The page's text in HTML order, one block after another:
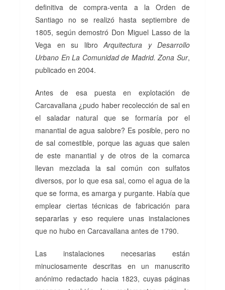
definitiva de compra-venta a la Orden de
Santiago no se realizó hasta septiembre de
1805, según demostró Don Miguel Lasso de la
Vega en su libroArquitectura y Desarrollo
Urbano En La Comunidad de Madrid. Zona Sur,
publicado en 2004.
Antes de esa puesta en explotación de
Carcavallana ¿pudo haber recolección de sal en
el saladar natural que se formaría por el
manantial de agua salobre? Es posible, pero no
de sal comestible, porque las aguas que salen
de este manantial y de otros de la comarca
llevan mezclada la sal común con sulfatos
diversos, por lo que esa sal, como el agua de la
que se forma, es amarga y purgante. Había que
emplear ciertas técnicas de fabricación para
separarlas y eso requiere unas instalaciones
que no hubo en Carcavallana antes de 1790.
Las instalaciones necesarias están
minuciosamente descritas en un manuscrito
anónimo redactado hacia 1823, cuyas páginas